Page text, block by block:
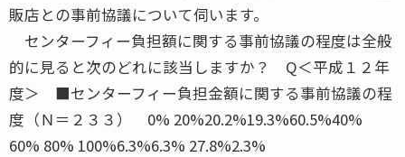
販店との事前協議について伺います。
センターフィー負担額に関する事前協議の程度は全般
的に見ると次のどれに該当しますか？ Q＜平成１２年
度＞ ■センターフィー負担金額に関する事前協議の程
度（Ｎ＝２３３） 0% 20%20.2%19.3%60.5%40%
60% 80% 100%6.3%6.3% 27.8%2.3%